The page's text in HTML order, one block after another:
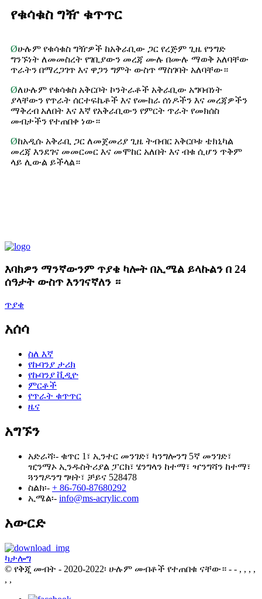
የቁሳቁስ ግዥ ቁጥጥር
Øሁሉም የቁሳቁስ ግዥዎች ከአቅራቢው ጋር የረጅም ጊዜ የንግድ
ግንኙነት ለመመስረት የገቢያውን መረጃ ሙሉ በሙሉ ማወቅ አለባቸው
ጥራትን በማረጋገጥ እና ዋጋን ግምት ውስጥ ማስገባት አለባቸው።
Øለሁሉም የቁሳቁስ አቅርቦት ኮንትራቶች አቅራቢው አግባብነት
ያላቸውን የጥራት ሰርተፍኬቶች እና የሙከራ ሰነዶችን እና መረጃዎችን
ማቅረብ አለበት እና እኛ የአቅራቢውን የምርት ጥራት የመክሰስ
መብታችን የተጠበቀ ነው።
Øከአዲሱ አቅራቢ ጋር ለመጀመሪያ ጊዜ ትብብር አቅርቦቱ ቴክኒካል
መረጃ እንደገና መመርመር እና መሞከር አለበት እና ብቁ ሲሆን ጥቅም
ላይ ሊውል ይችላል።
እባክዎን ማንኛውንም ጥያቄ ካሎት በኢሜል ይላኩልን በ 24
ሰዓታት ውስጥ እንገናኛለን ።
ጥያቄ
አሰሳ
ስለ እኛ
የኩባንያ ታሪክ
የኩባንያ ቪዲዮ
ምርቶች
የጥራት ቁጥጥር
ዜና
አግኙን
አድራሻ፡- ቁጥር 1፣ ኢንተር መንገድ፣ ካንግሎንግ 5ኛ መንገድ፣
ዢንማኦ ኢንዱስትሪያል ፓርክ፣ ሄንግላን ከተማ፣ ዣንግሻን ከተማ፣
ጓንግዶንግ ግዛት፣ ቻይና 528478
ስልክ፡- + 86-760-87680292
ኢሜል፡- info@ms-acrylic.com
አውርድ
ካታሎግ
© የቅጂ መብት - 2020-2022፡ ሁሉም መብቶች የተጠበቁ ናቸው። - - , , , ,
, ,